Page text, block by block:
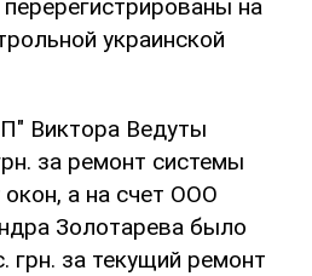
на
украинской
Виктора Ведуты
за ремонт системы
а на счет ООО
Золотарева было
грн. за текущий ремонт